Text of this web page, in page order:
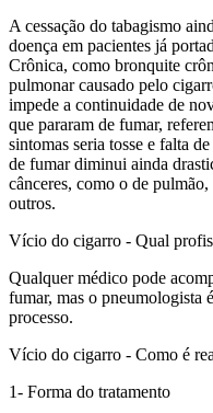
A cessação do tabagismo
doença em pacientes já
Crônica, como bronquite
pulmonar causado pelo
impede a continuidade de
que pararam de fumar,
sintomas seria tosse e falta
de fumar diminui ainda
cânceres, como o de
outros.
Vício do cigarro - Qual
Qualquer médico pode
fumar, mas o pneumologista
processo.
Vício do cigarro - Como é
1- Forma do tratamento